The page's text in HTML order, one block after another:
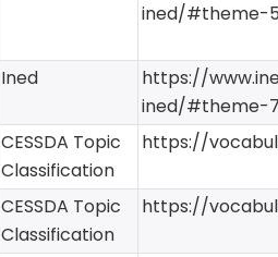
ined/#theme-5
Ined
https://
ined/#theme-7
CESSDA Topic
Classification
https://
CESSDA Topic
Classification
https://